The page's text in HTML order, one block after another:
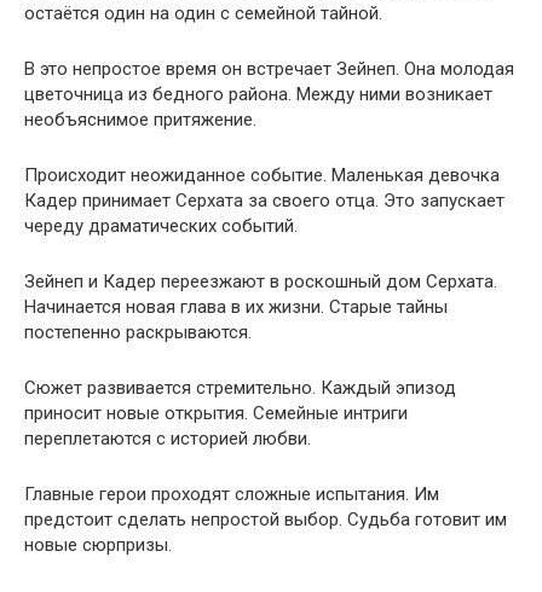
остаётся один на один с семейной тайной.
В это непростое время он встречает Зейнеп. Она молодая
цветочница из бедного района. Между ними возникает
необъяснимое притяжение.
Происходит неожиданное событие. Маленькая девочка
Кадер принимает Серхата за своего отца. Это запускает
череду драматических событий.
Зейнеп и Кадер переезжают в роскошный дом Серхата.
Начинается новая глава в их жизни. Старые тайны
постепенно раскрываются.
Сюжет развивается стремительно. Каждый эпизод
приносит новые открытия. Семейные интриги
переплетаются с историей любви.
Главные герои проходят сложные испытания. Им
предстоит сделать непростой выбор. Судьба готовит им
новые сюрпризы.